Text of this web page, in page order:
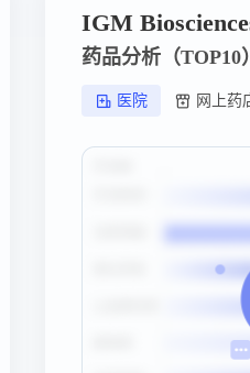
IGM
药品分析（TOP10）
医院 网上药